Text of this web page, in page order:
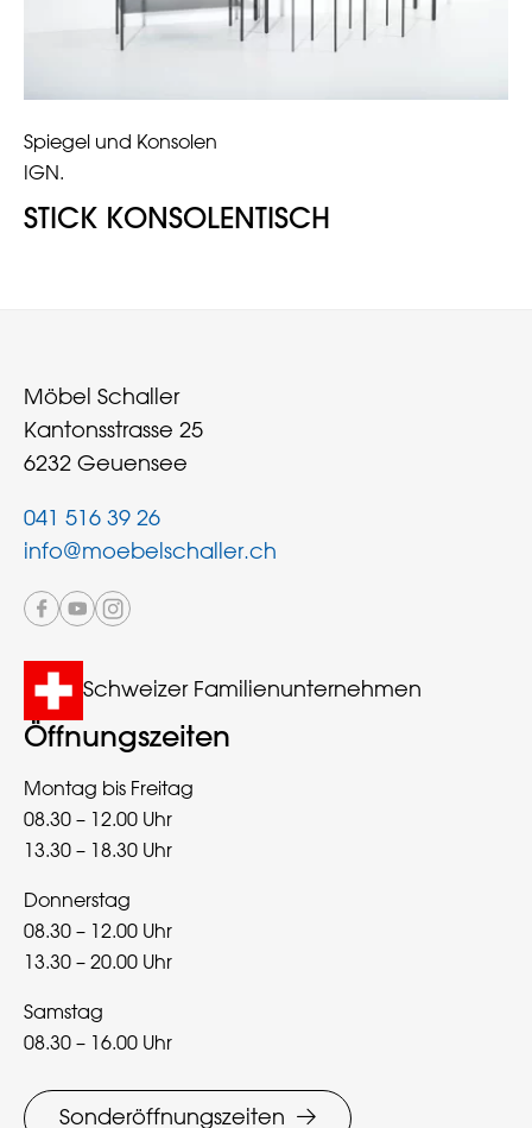
Spiegel und Konsolen
IGN.
STICK KONSOLENTISCH
Möbel Schaller
Kantonsstrasse 25
6232 Geuensee
041 516 39 26
info@moebelschaller.ch
Schweizer Familienunternehmen
Öffnungszeiten
Montag bis Freitag
08.30 – 12.00 Uhr
13.30 – 18.30 Uhr
Donnerstag
08.30 – 12.00 Uhr
13.30 – 20.00 Uhr
Samstag
08.30 – 16.00 Uhr
Sonderöffnungszeiten